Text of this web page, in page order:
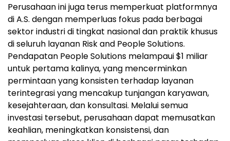
Perusahaan ini juga terus memperkuat platformnya
di A.S. dengan memperluas fokus pada berbagai
sektor industri di tingkat nasional dan praktik khusus
di seluruh layanan Risk and People Solutions.
Pendapatan People Solutions melampaui $1 miliar
untuk pertama kalinya, yang mencerminkan
permintaan yang konsisten terhadap layanan
terintegrasi yang mencakup tunjangan karyawan,
kesejahteraan, dan konsultasi. Melalui semua
investasi tersebut, perusahaan dapat memusatkan
keahlian, meningkatkan konsistensi, dan